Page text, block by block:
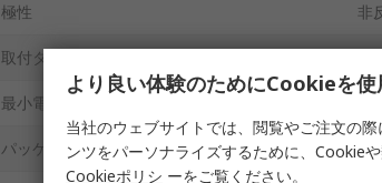
極性 非
取付タイプ
最小電源電圧
パッケージ型式
より良い体験のためにCookieを
当社のウェブサイトでは、閲覧やご注文の
ンツをパーソナライズするために、Cookie
Cookieポリシ ーをご覧ください。